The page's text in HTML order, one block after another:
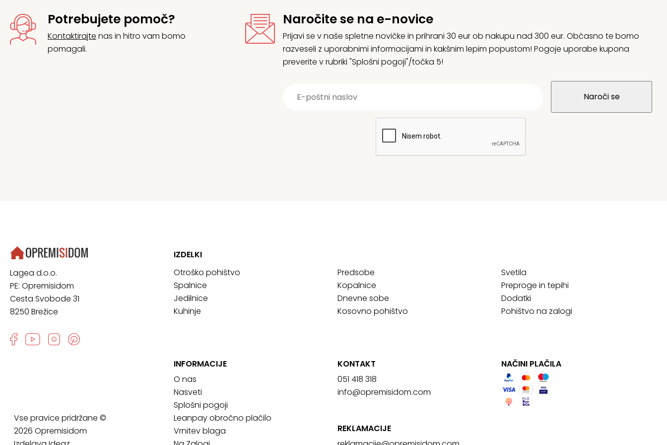
Potrebujete pomoč?
Kontaktirajte nas in hitro vam bomo
pomagali.
Naročite se na e-novice
Prijavi se v naše spletne novičke in prihrani 30 eur ob nakupu nad 300 eur. Občasno te bomo
razveseli z uporabnimi informacijami in kakšnim lepim popustom! Pogoje uporabe kupona
preverite v rubriki "Splošni pogoji"/točka 5!
Lagea d.o.o.
PE: Opremisidom
Cesta Svobode 31
8250 Brežice
Vse pravice pridržane ©
2026 Opremisidom
IZDELKI
Otroško pohištvo
Spalnice
Jedilnice
Kuhinje
Predsobe
Kopalnice
Dnevne sobe
Kosovno pohištvo
Svetila
Preproge in tepihi
Dodatki
Pohištvo na zalogi
INFORMACIJE
O nas
Nasveti
Splošni pogoji
Leanpay obročno plačilo
Vrnitev blaga
KONTAKT
051 418 318
info@opremisidom.com
REKLAMACIJE
NAČINI PLAČILA